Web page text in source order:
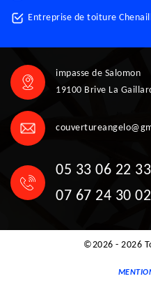
Entreprise de toiture
impasse de Salomon
19100 Brive La
05 33 06 22 33
07 67 24 30 02
©2026 - 2026